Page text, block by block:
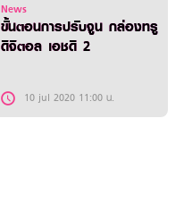
News
ขั้นตอนการปรับจูน กล่องทรู
ดิจิตอล เอชดี 2
10 jul 2020 11:00 น.